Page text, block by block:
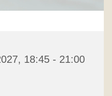
18:45 - 21:00